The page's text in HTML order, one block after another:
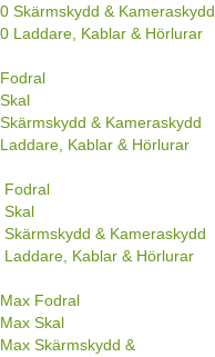
Skärmskydd & Kameraskydd
Laddare, Kablar & Hörlurar
& Kameraskydd
Kablar & Hörlurar
Fodral
Skal
& Kameraskydd
Laddare, Kablar & Hörlurar
Fodral
Skal
Skärmskydd &